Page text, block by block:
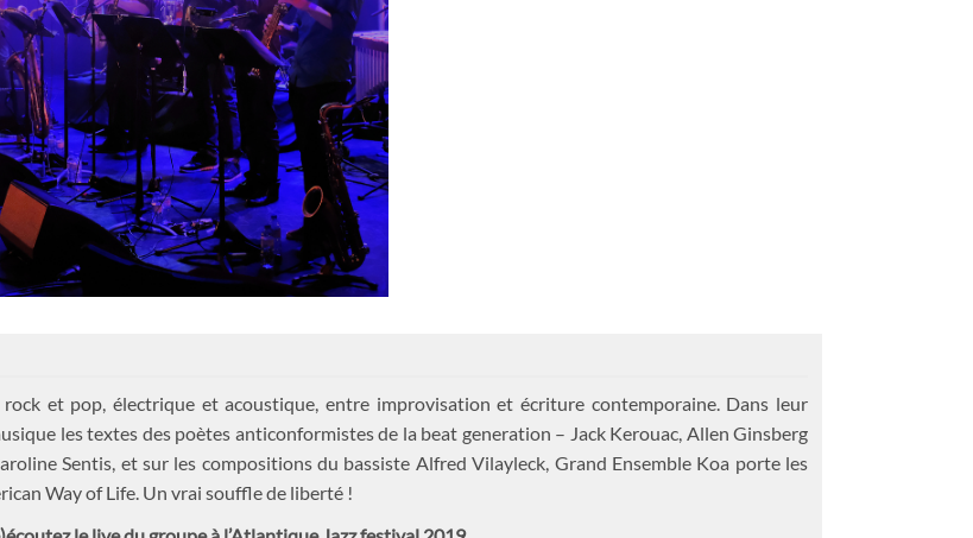
et pop, électrique et acoustique, entre improvisation et écriture contemporaine. Dans leur
les textes des poètes anticonformistes de la beat generation – Jack Kerouac, Allen Ginsberg
Sentis, et sur les compositions du bassiste Alfred Vilayleck, Grand Ensemble Koa porte les
Way of Life. Un vrai souffle de liberté !